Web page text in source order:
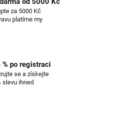
za 5000 Kč
platíme my
% po registraci
se a získejte
slevu ihned